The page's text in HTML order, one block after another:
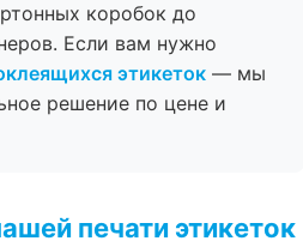
коробок до
Если вам нужно
этикеток — мы
решение по цене и
печати этикеток